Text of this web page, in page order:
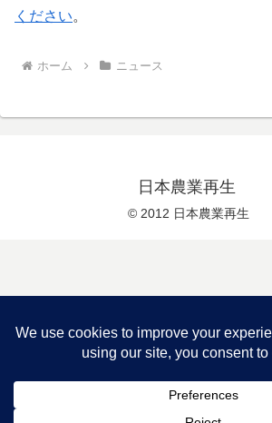
ください。
ホーム ニュース
日本農業再生
© 2012 日本農業再生 .